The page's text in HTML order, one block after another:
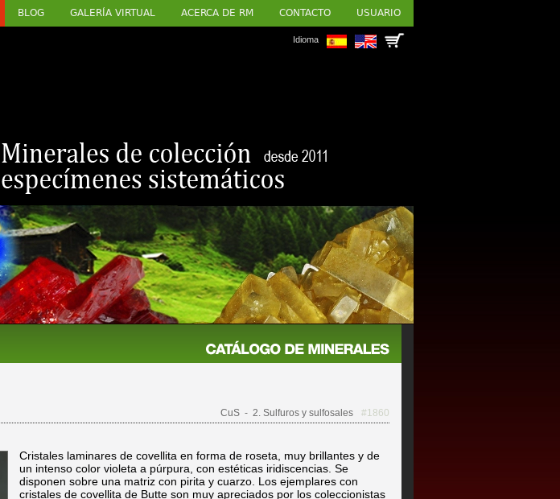
BLOG GALERÍA VIRTUAL ACERCA DE RM CONTACTO USUARIO
Idioma
CuS - 2. Sulfuros y sulfosales
#1860
Cristales laminares de covellita en forma de roseta, muy brillantes y de
un intenso color violeta a púrpura, con estéticas iridiscencias. Se
disponen sobre una matriz con pirita y cuarzo. Los ejemplares con
cristales de covellita de Butte son muy apreciados por los coleccionistas